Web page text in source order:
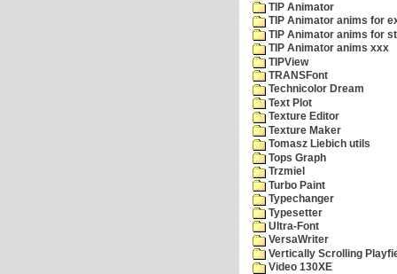
TIP Animator
TIP Animator anims for
TIP Animator anims for
TIP Animator anims xxx
TIPView
TRANSFont
Technicolor Dream
Text Plot
Texture Editor
Texture Maker
Tomasz Liebich utils
Tops Graph
Trzmiel
Turbo Paint
Typechanger
Typesetter
Ultra-Font
VersaWriter
Vertically Scrolling
Video 130XE